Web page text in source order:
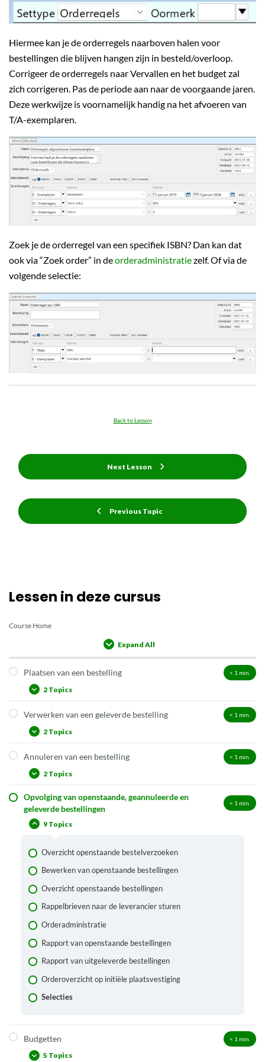
Hiermee kan je de orderregels naarboven halen voor
bestellingen die blijven hangen zijn in besteld/overloop.
Corrigeer de orderregels naar Vervallen en het budget zal
zich corrigeren. Pas de periode aan naar de voorgaande jaren.
Deze werkwijze is voornamelijk handig na het afvoeren van
T/A-exemplaren.
Zoek je de orderregel van een specifiek ISBN? Dan kan dat
ook via “Zoek order” in deorderadministratiezelf. Of via de
volgende selectie:
Previous Topic
Back to Lesson
Next Lesson
Lessen in deze cursus
Course Home
Expand All
Plaatsen van een bestelling < 1 min.
2 Topics
Bij een leverancier zonder bestelkoppeling
Bij een leverancier met een bestelkoppeling
Verwerken van een geleverde bestelling < 1 min.
2 Topics
Koppelen van exemplaren met status I: “gewoon” koppelen
Koppelen van exemplaren met status T/A: koppelen met
Annuleren van een bestelling < 1 min.
2 Topics
Annuleren van bestellingen met status I – In bestelling
Annuleren van bestellingen status met T/A – Transport
Acquisitie
Opvolging van openstaande, geannuleerde en
geleverde bestellingen
< 1 min.
9 Topics
Overzicht openstaande bestelverzoeken
Bewerken van openstaande bestellingen
Overzicht openstaande bestellingen
Rappelbrieven naar de leverancier sturen
Orderadministratie
Rapport van openstaande bestellingen
Rapport van uitgeleverde bestellingen
Orderoverzicht op initiële plaatsvestiging
Selecties
Budgetten < 1 min.
5 Topics